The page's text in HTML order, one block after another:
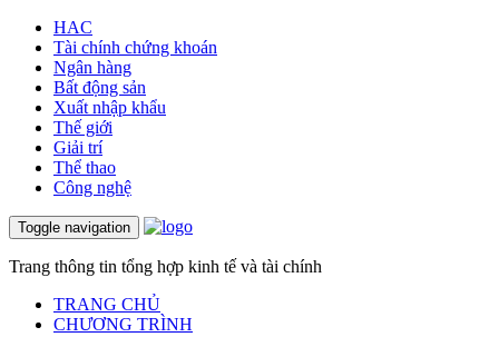
HAC
Tài chính chứng khoán
Ngân hàng
Bất động sản
Xuất nhập khẩu
Thế giới
Giải trí
Thể thao
Công nghệ
Toggle navigation
Trang thông tin tổng hợp kinh tế và tài chính
TRANG CHỦ
CHƯƠNG TRÌNH